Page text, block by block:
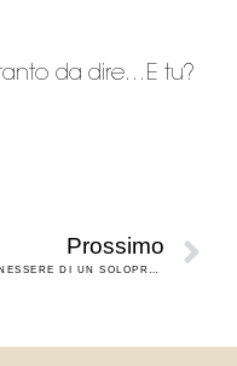
da dire…E tu?
Prossimo
IL BENESSERE DI UN SOLOPRENEUR